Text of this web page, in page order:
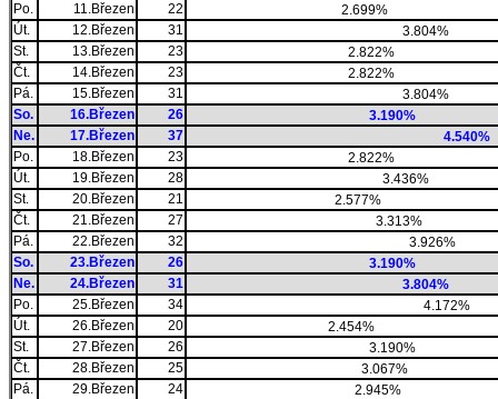
Po.
11.Březen 22
2.699%
Út.
12.Březen 31
3.804%
St.
13.Březen 23
2.822%
Čt.
14.Březen 23
2.822%
Pá.
15.Březen 31
3.804%
So.
16.Březen 26
3.190%
Ne.
17.Březen 37
4.540%
Po.
18.Březen 23
2.822%
Út.
19.Březen 28
3.436%
St.
20.Březen 21
2.577%
Čt.
21.Březen 27
3.313%
Pá.
22.Březen 32
3.926%
So.
23.Březen 26
3.190%
Ne.
24.Březen 31
3.804%
Po.
25.Březen 34
4.172%
Út.
26.Březen 20
2.454%
St.
27.Březen 26
3.190%
Čt.
28.Březen 25
3.067%
Pá.
29.Březen 24
2.945%